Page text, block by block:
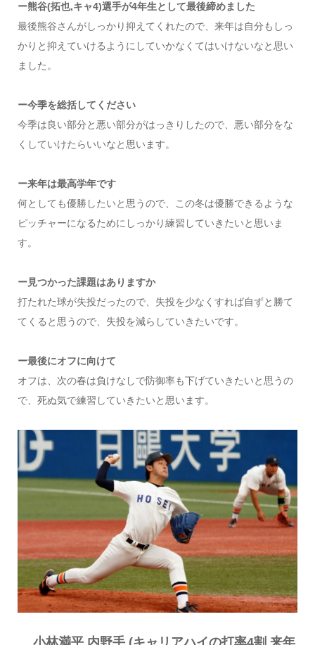
ー熊谷(拓也,キャ4)選手が4年生として最後締めました
最後熊谷さんがしっかり抑えてくれたので、来年は自分もしっ
かりと抑えていけるようにしていかなくてはいけないなと思い
ました。
ー今季を総括してください
今季は良い部分と悪い部分がはっきりしたので、悪い部分をな
くしていけたらいいなと思います。
ー来年は最高学年です
何としても優勝したいと思うので、この冬は優勝できるような
ピッチャーになるためにしっかり練習していきたいと思いま
す。
ー見つかった課題はありますか
打たれた球が失投だったので、失投を少なくすれば自ずと勝て
てくると思うので、失投を減らしていきたいです。
ー最後にオフに向けて
オフは、次の春は負けなしで防御率も下げていきたいと思うの
で、死ぬ気で練習していきたいと思います。
小林満平 内野手 (キャリアハイの打率4割 来年